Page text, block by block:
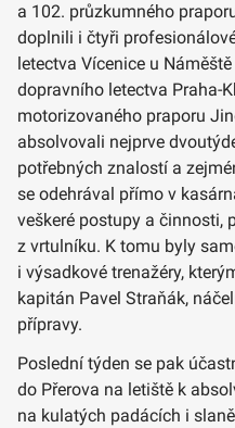
a 102. průzkumného
doplnili i čtyři
letectva Vícenice u
dopravního letectva Praha-
motorizovaného praporu
absolvovali nejprve
potřebných znalostí a
se odehrával přímo v
veškeré postupy a činnosti,
z vrtulníku. K tomu byly
i výsadkové trenažéry,
kapitán Pavel Straňák,
přípravy.
Poslední týden se pak
do Přerova na letiště k
na kulatých padácích i